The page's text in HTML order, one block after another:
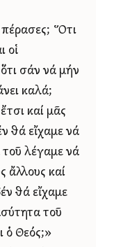
πέρασες; Ὅτι
οἱ
σάν νά μήν
καλά;
καί μᾶς
θά εἴχαμε νά
λέγαμε νά
ἄλλους καί
θά εἴχαμε
τοῦ
ὁ Θεός;»